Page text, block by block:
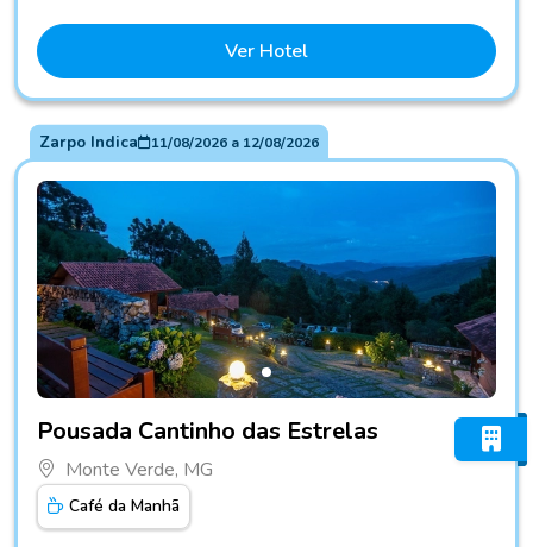
Ver Hotel
Zarpo Indica 11/08/2026a 12/08/2026
Pousada Cantinho das Estrelas
Monte Verde, MG
Café da Manhã